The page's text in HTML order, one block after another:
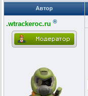
Автор
.wtrackeroc.ru ®